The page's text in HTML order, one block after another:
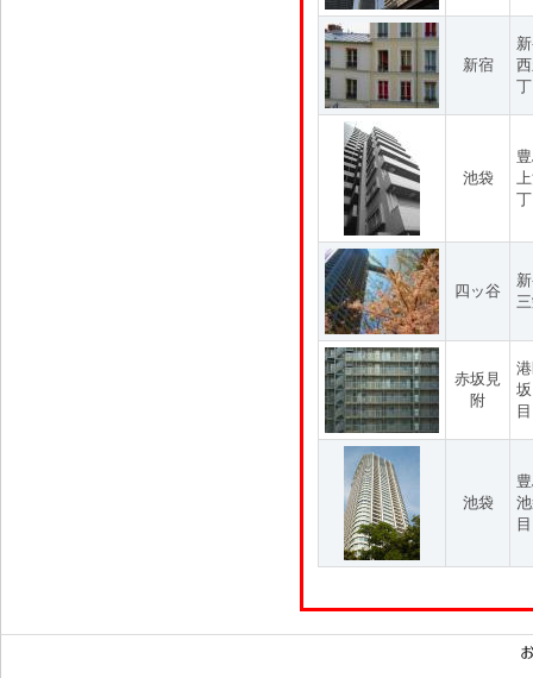
新宿
池袋
四ッ谷
赤坂見
附
目
池袋
目